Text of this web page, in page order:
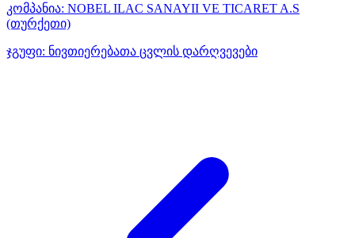
კომპანია: NOBEL ILAC SANAYII VE TICARET A.S
(თურქეთი)
ჯგუფი: ნივთიერებათა ცვლის დარღვევები